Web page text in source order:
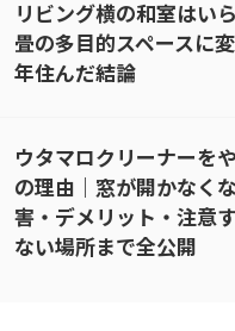
リビング横の和室はい
畳の多目的スペースに
年住んだ結論
ウタマロクリーナーを
の理由｜窓が開かなく
害・デメリット・注意
ない場所まで全公開